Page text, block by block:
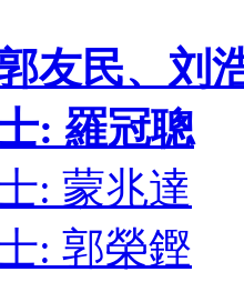
友民、刘
: 羅冠聰
: 蒙兆達
: 郭榮鏗